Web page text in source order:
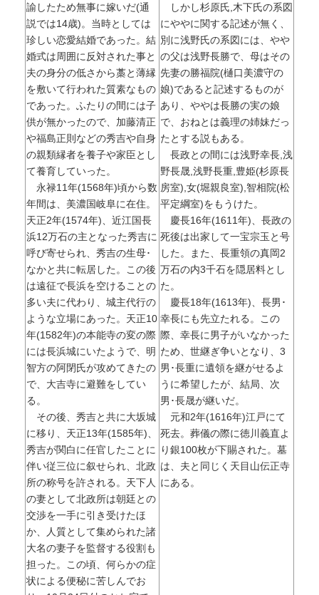
諭したため無事に嫁いだ(通
説では14歳)。当時としては
珍しい恋愛結婚であった。結
婚式は周囲に反対された事と
夫の身分の低さから藁と薄縁
を敷いて行われた質素なもの
であった。ふたりの間には子
供が無かったので、加藤清正
や福島正則などの秀吉や自身
の親類縁者を養子や家臣とし
て養育していった。
永禄11年(1568年)頃から数
年間は、美濃国岐阜に在住。
天正2年(1574年)、近江国長
浜12万石の主となった秀吉に
呼び寄せられ、秀吉の生母･
なかと共に転居した。この後
は遠征で長浜を空けることの
多い夫に代わり、城主代行の
ような立場にあった。天正10
年(1582年)の本能寺の変の際
には長浜城にいたようで、明
智方の阿閉氏が攻めてきたの
で、大吉寺に避難をしてい
る。
その後、秀吉と共に大坂城
に移り、天正13年(1585年)、
秀吉が関白に任官したことに
伴い従三位に叙せられ、北政
所の称号を許される。天下人
の妻として北政所は朝廷との
交渉を一手に引き受けたほ
か、人質として集められた諸
大名の妻子を監督する役割も
担った。この頃、何らかの症
状による便秘に苦しんでお
しかし杉原氏,木下氏の系図
にややに関する記述が無く、
別に浅野氏の系図には、やや
の父は浅野長勝で、母はその
先妻の勝福院(樋口美濃守の
娘)であると記述するものが
あり、ややは長勝の実の娘
で、おねとは義理の姉妹だっ
たとする説もある。
長政との間には浅野幸長,浅
野長晟,浅野長重,豊姫(杉原長
房室),女(堀親良室),智相院(松
平定綱室)をもうけた。
慶長16年(1611年)、長政の
死後は出家して一宝宗玉と号
した。また、長重領の真岡2
万石の内3千石を隠居料とし
た。
慶長18年(1613年)、長男･
幸長にも先立たれる。この
際、幸長に男子がいなかった
ため、世継ぎ争いとなり、3
男･長重に遺領を継がせるよ
うに希望したが、結局、次
男･長晟が継いだ。
元和2年(1616年)江戸にて
死去。葬儀の際に徳川義直よ
り銀100枚が下賜された。墓
は、夫と同じく天目山伝正寺
にある。